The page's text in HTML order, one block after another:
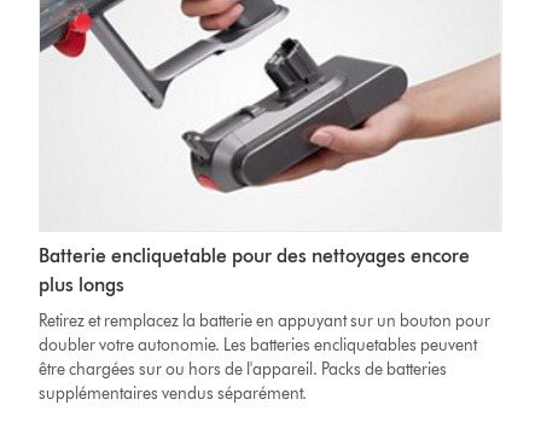
Batterie encliquetable pour des nettoyages encore
plus longs
Retirez et remplacez la batterie en appuyant sur un bouton pour
doubler votre autonomie. Les batteries encliquetables peuvent
être chargées sur ou hors de l'appareil. Packs de batteries
supplémentaires vendus séparément.